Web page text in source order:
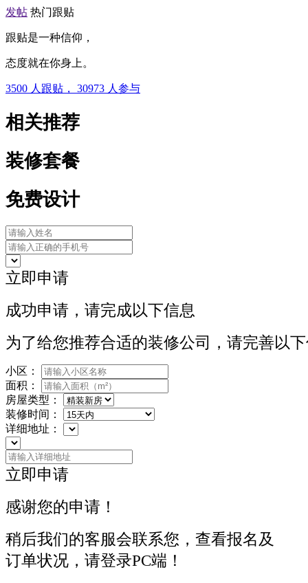
发帖 热门跟贴
跟贴是一种信仰，
态度就在你身上。
3500 人跟贴， 30973 人参与
相关推荐
装修套餐
免费设计
立即申请
成功申请，请完成以下信息
为了给您推荐合适的装修公司，请完善以
小区：
面积：
房屋类型：
装修时间：
详细地址：
立即申请
感谢您的申请！
稍后我们的客服会联系您，查看报名及
订单状况，请登录PC端！